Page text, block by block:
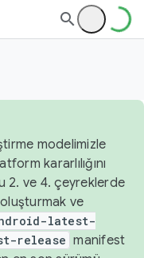
modelimizle
kararlılığını
2. ve 4. çeyreklerde
oluşturmak ve
latest-
release manifest